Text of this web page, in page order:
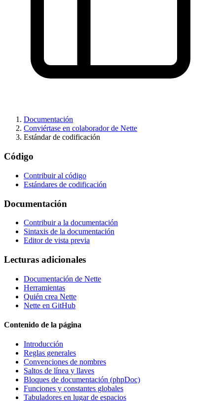
¿Ha encontrado algún problema en esta página?
Mostrar en GitHub(luego pulse E para editar)
Abrir vista previa
Documentación
Conviértase en colaborador de Nette
Estándar de codificación
Código
Contribuir al código
Estándares de codificación
Documentación
Contribuir a la documentación
Sintaxis de la documentación
Editor de vista previa
Lecturas adicionales
Documentación de Nette
Herramientas
Quién crea Nette
Nette en GitHub
Contenido de la página
Introducción
Reglas generales
Convenciones de nombres
Saltos de línea y llaves
Bloques de documentación (phpDoc)
Funciones y constantes globales
Tabuladores en lugar de espacios